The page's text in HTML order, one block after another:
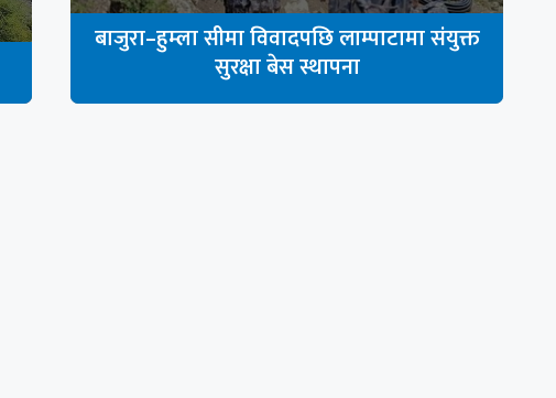
बाजुरा–हुम्ला सीमा विवादपछि लाम्पाटामा संयुक्त
सुरक्षा बेस स्थापना